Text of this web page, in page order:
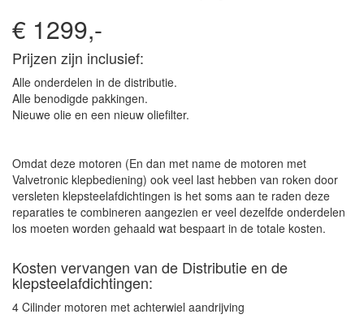
€ 1299,-
Prijzen zijn inclusief:
Alle onderdelen in de distributie.
Alle benodigde pakkingen.
Nieuwe olie en een nieuw oliefilter.
Omdat deze motoren (En dan met name de motoren met
Valvetronic klepbediening) ook veel last hebben van roken door
versleten klepsteelafdichtingen is het soms aan te raden deze
reparaties te combineren aangezien er veel dezelfde onderdelen
los moeten worden gehaald wat bespaart in de totale kosten.
Kosten vervangen van de Distributie en de
klepsteelafdichtingen:
4 Cilinder motoren met achterwiel aandrijving